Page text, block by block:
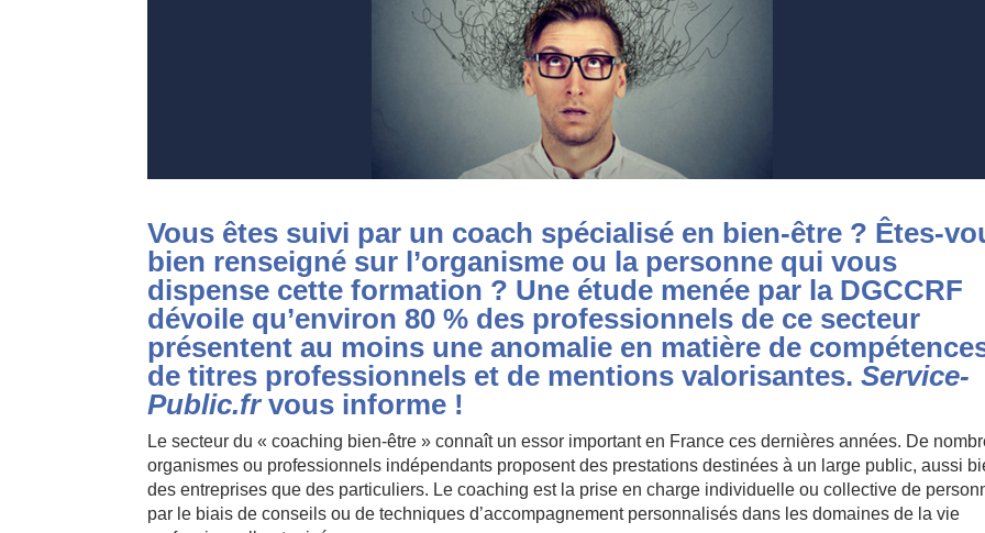
Vous êtes suivi par un coach spécialisé en bien-être ? Êtes-
bien renseigné sur l’organisme ou la personne qui vous
dispense cette formation ? Une étude menée par la DGCCRF
dévoile qu’environ 80 % des professionnels de ce secteur
présentent au moins une anomalie en matière de
de titres professionnels et de mentions valorisantes.Service-
Public.frvous informe !
Le secteur du « coaching bien-être » connaît un essor important en France ces dernières années. De
organismes ou professionnels indépendants proposent des prestations destinées à un large public, aussi
des entreprises que des particuliers. Le coaching est la prise en charge individuelle ou collective de
par le biais de conseils ou de techniques d’accompagnement personnalisés dans les domaines de la vie